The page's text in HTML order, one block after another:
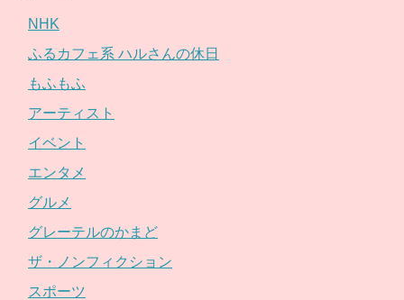
NHK
ふるカフェ系 ハルさんの休日
もふもふ
アーティスト
イベント
エンタメ
グルメ
グレーテルのかまど
ザ・ノンフィクション
スポーツ